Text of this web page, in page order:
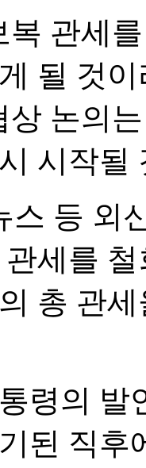
복 관세
될 것
상 논의
시작될
스 등 외
세를
총 관
령의 발
된 직후